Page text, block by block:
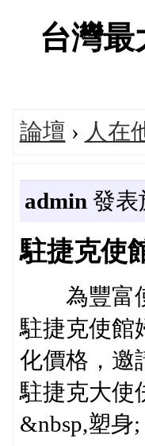
台灣
論壇 › 人在
admin 發表
駐捷克使
為豐富使
駐捷克使館
化價格，邀
駐捷克大使
&nbsp,塑身;